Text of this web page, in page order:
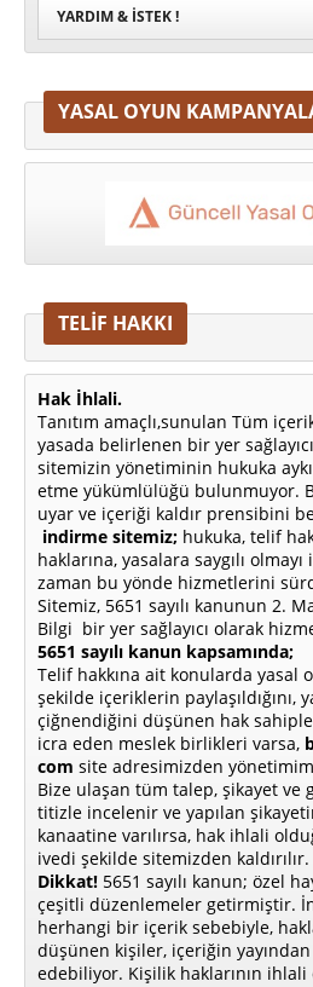
YARDIM & İSTEK !
YASAL OYUN
TELİF HAKKI
Hak İhlali.
Tanıtım amaçlı,sunulan Tüm
yasada belirlenen bir yer
sitemizin yönetiminin hukuka
etme yükümlülüğü bulunmuyor.
uyar ve içeriği kaldır prensibini
indirme sitemiz; hukuka, telif
haklarına, yasalara saygılı
zaman bu yönde hizmetlerini
Sitemiz, 5651 sayılı kanunun 2.
Bilgi bir yer sağlayıcı olarak
5651 sayılı kanun kapsamında;
Telif hakkına ait konularda yasal
şekilde içeriklerin paylaşıldığını,
çiğnendiğini düşünen hak
icra eden meslek birlikleri varsa,
com site adresimizden
Bize ulaşan tüm talep, şikayet ve
titizle incelenir ve yapılan
kanaatine varılırsa, hak ihlali
ivedi şekilde sitemizden kaldırılır.
Dikkat! 5651 sayılı kanun; özel
çeşitli düzenlemeler getirmiştir.
herhangi bir içerik sebebiyle,
düşünen kişiler, içeriğin yayından
edebiliyor. Kişilik haklarının